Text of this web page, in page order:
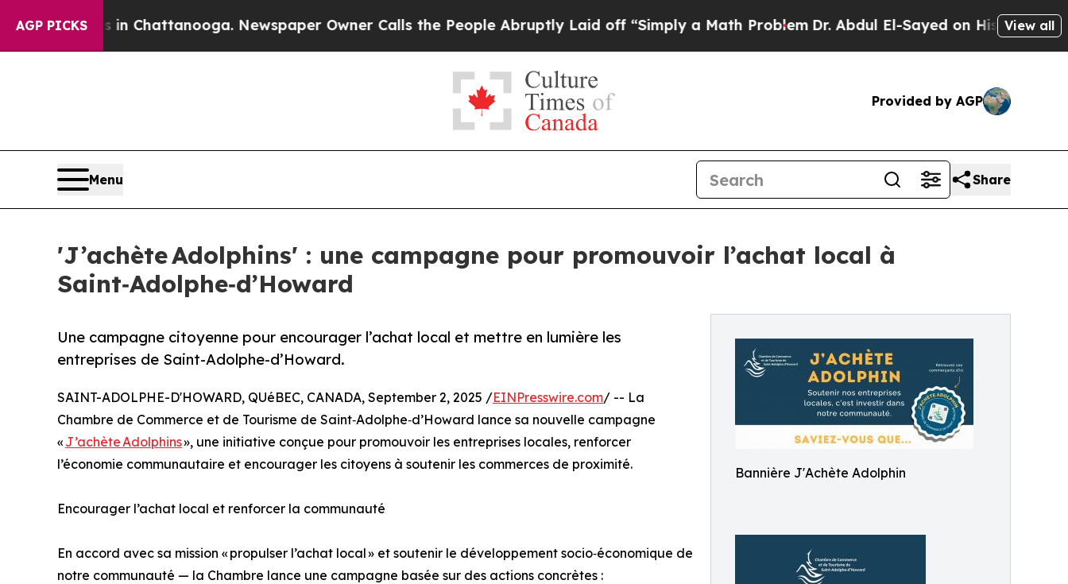
AGP PICKS
in Chattanooga. Newspaper Owner Calls the People Abruptly Laid off “Simply a Math ProblemDr. Abdul El-Sayed on Historic MichiganView all
Provided by AGP
Menu Share
'J’achète Adolphins' : une campagne pour promouvoir l’achat local à
Saint‑Adolphe‑d’Howard
Bannière J'Achète Adolphin
Une campagne citoyenne pour encourager l’achat local et mettre en lumière les
entreprises de Saint-Adolphe-d’Howard.
SAINT-ADOLPHE-D'HOWARD, QUéBEC, CANADA, September 2, 2025 /EINPresswire.com/ -- La
Chambre de Commerce et de Tourisme de Saint‑Adolphe‑d’Howard lance sa nouvelle campagne
« J’achète Adolphins», une initiative conçue pour promouvoir les entreprises locales, renforcer
l’économie communautaire et encourager les citoyens à soutenir les commerces de proximité.
Encourager l’achat local et renforcer la communauté
En accord avec sa mission « propulser l’achat local » et soutenir le développement socio‑économique de
notre communauté — la Chambre lance une campagne basée sur des actions concrètes :